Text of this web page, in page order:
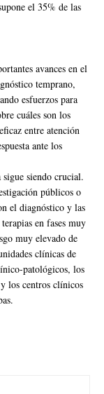
el 35% de las
avances en el
temprano,
esfuerzos para
cuáles son los
entre atención
ante los
siendo crucial.
públicos o
el diagnóstico y las
en fases muy
muy elevado de
clínicas de
patológicos, los
los centros clínicos